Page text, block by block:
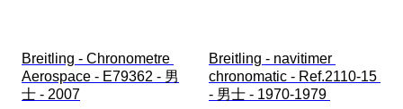
Breitling - Chronometre
Aerospace - E79362 - 男
士 - 2007
Breitling - navitimer
chronomatic - Ref.2110-15
- 男士 - 1970-1979